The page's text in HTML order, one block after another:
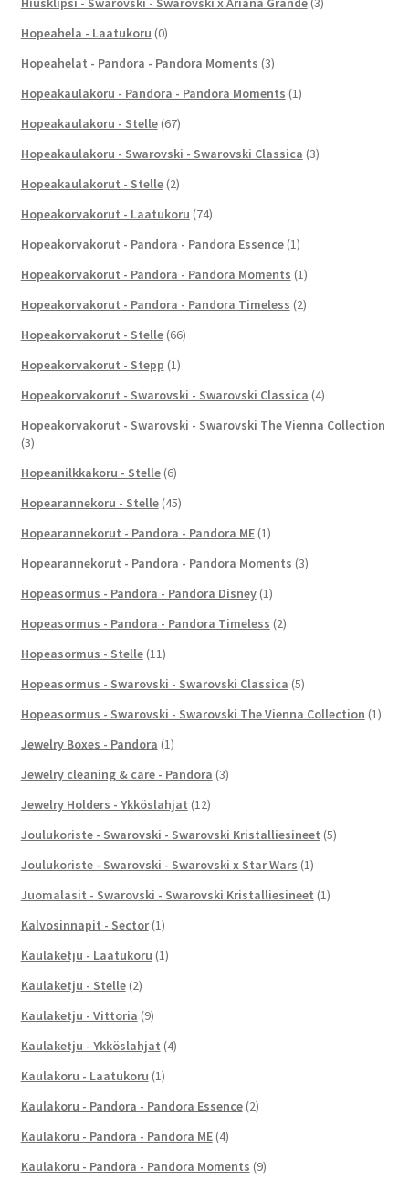
Hopeahela - Laatukoru (0)
Hopeahelat - Pandora - Pandora Moments (3)
Hopeakaulakoru - Pandora - Pandora Moments (1)
Hopeakaulakoru - Stelle (67)
Hopeakaulakoru - Swarovski - Swarovski Classica (3)
Hopeakaulakorut - Stelle (2)
Hopeakorvakorut - Laatukoru (74)
Hopeakorvakorut - Pandora - Pandora Essence (1)
Hopeakorvakorut - Pandora - Pandora Moments (1)
Hopeakorvakorut - Pandora - Pandora Timeless (2)
Hopeakorvakorut - Stelle (66)
Hopeakorvakorut - Stepp (1)
Hopeakorvakorut - Swarovski - Swarovski Classica (4)
Hopeakorvakorut - Swarovski - Swarovski The Vienna Collection
(3)
Hopeanilkkakoru - Stelle (6)
Hopearannekoru - Stelle (45)
Hopearannekorut - Pandora - Pandora ME (1)
Hopearannekorut - Pandora - Pandora Moments (3)
Hopeasormus - Pandora - Pandora Disney (1)
Hopeasormus - Pandora - Pandora Timeless (2)
Hopeasormus - Stelle (11)
Hopeasormus - Swarovski - Swarovski Classica (5)
Hopeasormus - Swarovski - Swarovski The Vienna Collection (1)
Jewelry Boxes - Pandora (1)
Jewelry cleaning & care - Pandora (3)
Jewelry Holders - Ykköslahjat (12)
Joulukoriste - Swarovski - Swarovski Kristalliesineet (5)
Joulukoriste - Swarovski - Swarovski x Star Wars (1)
Juomalasit - Swarovski - Swarovski Kristalliesineet (1)
Kalvosinnapit - Sector (1)
Kaulaketju - Laatukoru (1)
Kaulaketju - Stelle (2)
Kaulaketju - Vittoria (9)
Kaulaketju - Ykköslahjat (4)
Kaulakoru - Laatukoru (1)
Kaulakoru - Pandora - Pandora Essence (2)
Kaulakoru - Pandora - Pandora ME (4)
Kaulakoru - Pandora - Pandora Moments (9)